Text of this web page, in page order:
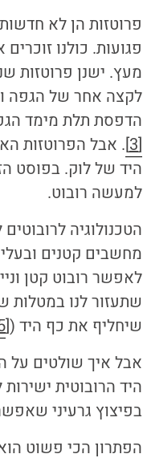
פרוטזות הן לא
פגועות. כולנו
מעץ. ישנן פרוטזות
לקצה אחר של הגפה
הדפסת תלת מימד
[3] . אבל הפרוטזות
היד של לוק. בפוסט
למעשה רובוט.
הטכנולוגיה
מחשבים קטנים
לאפשר רובוט קטן
שתעזור לנו במטלות
שיחליף את כף היד ([
אבל איך שולטים על
היד הרובוטית
בפיצוץ גרעיני
הפתרון הכי פשוט